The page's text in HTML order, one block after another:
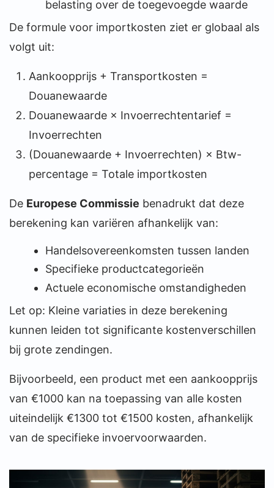
belasting over de toegevoegde waarde
De formule voor importkosten ziet er globaal als
volgt uit:
Aankoopprijs + Transportkosten =
Douanewaarde
Douanewaarde × Invoerrechtentarief =
Invoerrechten
(Douanewaarde + Invoerrechten) × Btw-
percentage = Totale importkosten
De Europese Commissie benadrukt dat deze
berekening kan variëren afhankelijk van:
Handelsovereenkomsten tussen landen
Specifieke productcategorieën
Actuele economische omstandigheden
Let op: Kleine variaties in deze berekening
kunnen leiden tot significante kostenverschillen
bij grote zendingen.
Bijvoorbeeld, een product met een aankoopprijs
van €1000 kan na toepassing van alle kosten
uiteindelijk €1300 tot €1500 kosten, afhankelijk
van de specifieke invoervoorwaarden.